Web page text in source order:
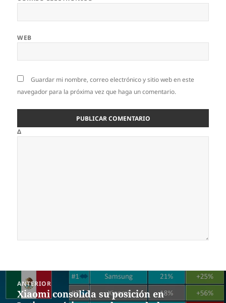
WEB
Guardar mi nombre, correo electrónico y sitio web en este
navegador para la próxima vez que haga un comentario.
Δ
Navegación
entradas
ANTERIOR
Entrada
Xiaomi consolida su posición en